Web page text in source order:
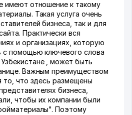
имеют отношение к такому
Такая услуга очень
бизнеса, так и для
Практически вся
и организациях, которую
с помощью ключевого слова
, может быть
Важным преимуществом
то, что здесь размещены
бизнеса,
чтобы их компании были
Поэтому